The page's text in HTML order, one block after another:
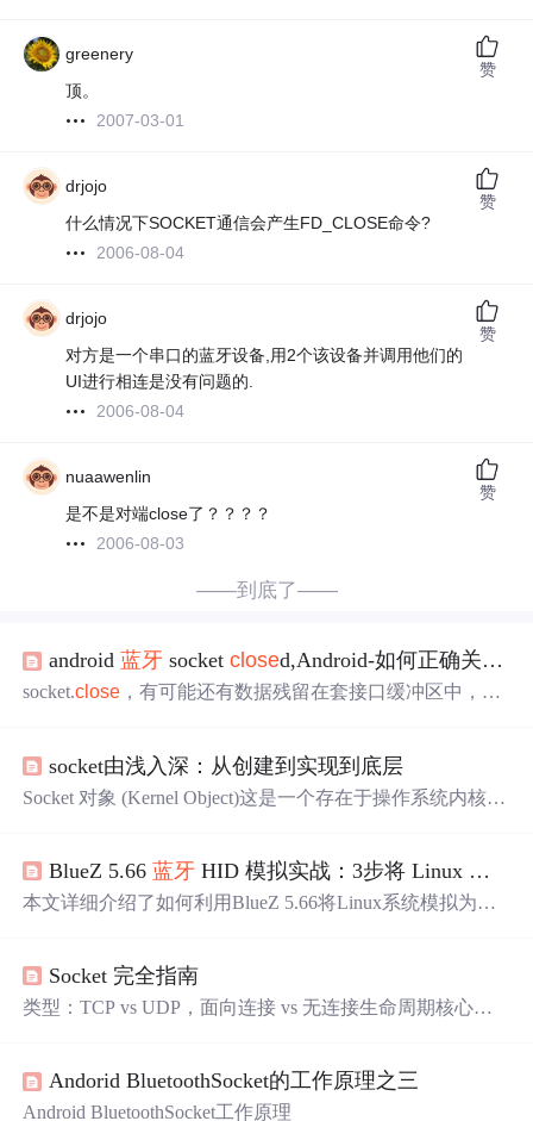
greenery
顶。
2007-03-01
赞
drjojo
什么情况下SOCKET通信会产生FD_CLOSE命令?
2006-08-04
赞
drjojo
对方是一个串口的蓝牙设备,用2个该设备并调用他们的
UI进行相连是没有问题的.
2006-08-04
赞
nuaawenlin
是不是对端close了？？？？
2006-08-03
赞
——到底了——
android蓝牙 socketclosed,Android-如何正确关掉socket？直接socket.
socket.close ，有可能还有数据残留在套接口缓冲区中，默
剩余的数据，才会真正的关闭Socket，断开连接。但是不
能保证对方已经收到或者读取完毕，在requestData的时候
socket由浅入深：从创建到实现到底层
Socket 对象 (Kernel Object)这是一个存在于操作系统内核内
ED, TIME_WAIT等)、本地/远端IP和端口、指向发送/接收
缓冲区的指针、TCP协议控制块 (TCB) 等。它是网络通信
Descriptor, fd)这是一个。
BlueZ 5.66蓝牙 HID 模拟实战：3步将 Linux 系统变身为
本文详细介绍了如何利用BlueZ 5.66将Linux系统模拟为蓝
以轻松实现蓝牙HID设备模拟。文章还提供了完整的C语言
代码示例和优化建议，适用于远程控制、自动化测试等场
Socket 完全指南
类型：TCP vs UDP，面向连接 vs 无连接生命周期核心概
Andorid BluetoothSocket的工作原理之三
Android BluetoothSocket工作原理